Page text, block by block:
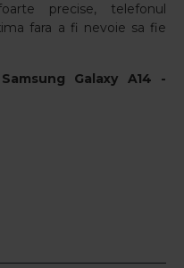
precise, telefonul
fara a fi nevoie sa fie
Samsung Galaxy A14 -